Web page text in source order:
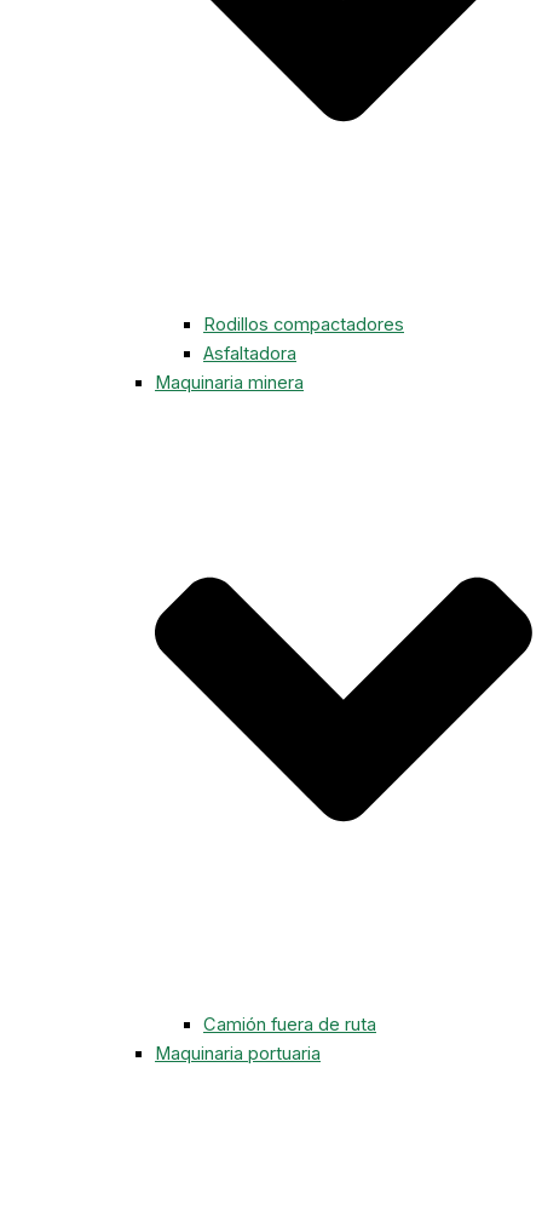
Rodillos compactadores
Asfaltadora
Maquinaria minera
Camión fuera de ruta
Maquinaria portuaria